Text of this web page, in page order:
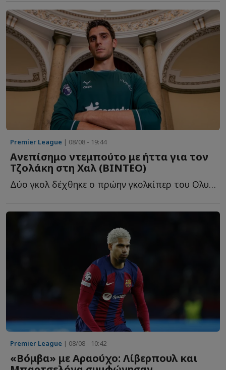
Premier League | 08/08 - 19:44
Ανεπίσημο ντεμπούτο με ήττα για τον
Τζολάκη στη Χαλ (ΒΙΝΤΕΟ)
Δύο γκολ δέχθηκε ο πρώην γκολκίπερ του Ολυμπιακού στο 2-...
Premier League | 08/08 - 10:42
«Βόμβα» με Αραούχο: Λίβερπουλ και